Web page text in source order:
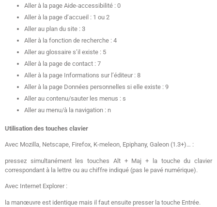
Aller à la page Aide-accessibilité : 0
Aller à la page d’accueil : 1 ou 2
Aller au plan du site : 3
Aller à la fonction de recherche : 4
Aller au glossaire s’il existe : 5
Aller à la page de contact : 7
Aller à la page Informations sur l’éditeur : 8
Aller à la page Données personnelles si elle existe : 9
Aller au contenu/sauter les menus : s
Aller au menu/à la navigation : n
Utilisation des touches clavier
Avec Mozilla, Netscape, Firefox, K-meleon, Epiphany, Galeon (1.3+)… :
pressez simultanément les touches Alt + Maj + la touche du clavier
correspondant à la lettre ou au chiffre indiqué (pas le pavé numérique).
Avec Internet Explorer :
la manœuvre est identique mais il faut ensuite presser la touche Entrée.